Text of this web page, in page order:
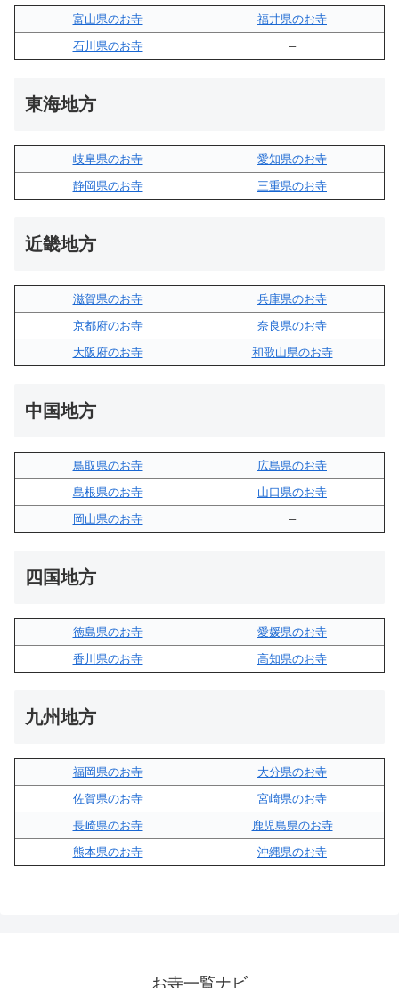
富山県のお寺
福井県のお寺
石川県のお寺
–
東海地方
岐阜県のお寺
愛知県のお寺
静岡県のお寺
三重県のお寺
近畿地方
滋賀県のお寺
兵庫県のお寺
京都府のお寺
奈良県のお寺
大阪府のお寺
和歌山県のお寺
中国地方
鳥取県のお寺
広島県のお寺
島根県のお寺
山口県のお寺
岡山県のお寺
–
四国地方
徳島県のお寺
愛媛県のお寺
香川県のお寺
高知県のお寺
九州地方
福岡県のお寺
大分県のお寺
佐賀県のお寺
宮崎県のお寺
長崎県のお寺
鹿児島県のお寺
熊本県のお寺
沖縄県のお寺
お寺一覧ナビ